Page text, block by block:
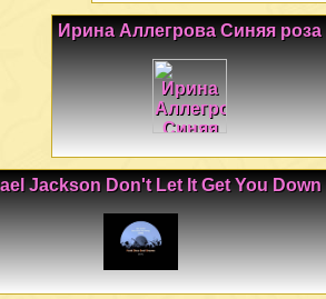
Ирина Аллегрова Синяя роза
Jackson Don't Let It Get You Down